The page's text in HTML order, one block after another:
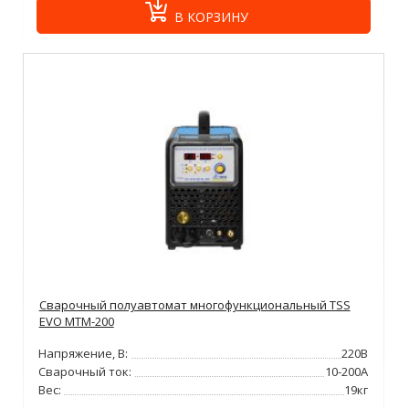
В КОРЗИНУ
Сварочный полуавтомат многофункциональный TSS
EVO MTM-200
Напряжение, В:
220В
Сварочный ток:
10-200А
Вес:
19кг